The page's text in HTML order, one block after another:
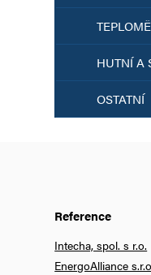
HUTNÍ A
OSTATNÍ
Reference
Intecha, spol. s r.o.
EnergoAlliance